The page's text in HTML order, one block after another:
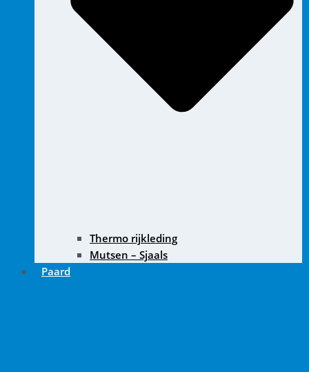
Thermo rijkleding
Mutsen – Sjaals
Paard